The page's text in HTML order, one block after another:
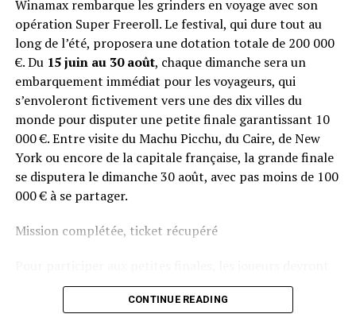
Winamax rembarque les grinders en voyage avec son
opération Super Freeroll. Le festival, qui dure tout au
long de l’été, proposera une dotation totale de 200 000
€. Du 15 juin au 30 août, chaque dimanche sera un
embarquement immédiat pour les voyageurs, qui
s’envoleront fictivement vers une des dix villes du
monde pour disputer une petite finale garantissant 10
000 €. Entre visite du Machu Picchu, du Caire, de New
York ou encore de la capitale française, la grande finale
se disputera le dimanche 30 août, avec pas moins de 100
000 € à se partager.
Mission complétée, ticket récupéré
avoir qu’un objectif en tête : remplir des missions
hebdomadaires Sit & Go pour remporter leurs tickets
CONTINUE READING